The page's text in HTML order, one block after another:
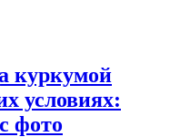
куркумой
условиях:
фото